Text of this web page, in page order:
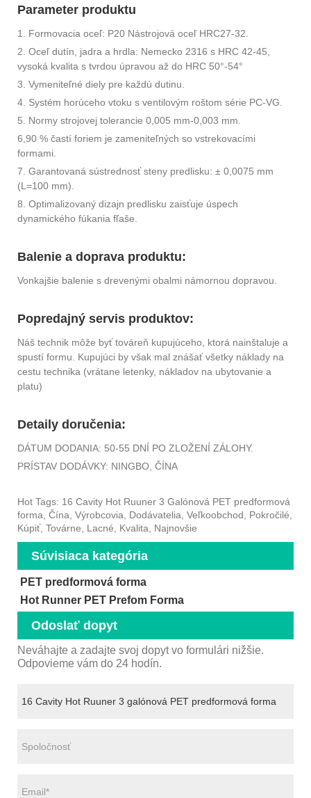
Parameter produktu
1. Formovacia oceľ: P20 Nástrojová oceľ HRC27-32.
2. Oceľ dutín, jadra a hrdla: Nemecko 2316 s HRC 42-45,
vysoká kvalita s tvrdou úpravou až do HRC 50°-54°
3. Vymeniteľné diely pre každú dutinu.
4. Systém horúceho vtoku s ventilovým roštom série PC-VG.
5. Normy strojovej tolerancie 0,005 mm-0,003 mm.
6,90 % častí foriem je zameniteľných so vstrekovacími
formami.
7. Garantovaná sústrednosť steny predlisku: ± 0,0075 mm
(L=100 mm).
8. Optimalizovaný dizajn predlisku zaisťuje úspech
dynamického fúkania fľaše.
Balenie a doprava produktu:
Vonkajšie balenie s drevenými obalmi námornou dopravou.
Popredajný servis produktov:
Náš technik môže byť továreň kupujúceho, ktorá nainštaluje a
spustí formu. Kupujúci by však mal znášať všetky náklady na
cestu technika (vrátane letenky, nákladov na ubytovanie a
platu)
Detaily doručenia:
DÁTUM DODANIA: 50-55 DNÍ PO ZLOŽENÍ ZÁLOHY.
PRÍSTAV DODÁVKY: NINGBO, ČÍNA
Hot Tags: 16 Cavity Hot Ruuner 3 Galónová PET predformová
forma, Čína, Výrobcovia, Dodávatelia, Veľkoobchod, Pokročilé,
Kúpiť, Továrne, Lacné, Kvalita, Najnovšie
Súvisiaca kategória
PET predformová forma
Hot Runner PET Prefom Forma
Odoslať dopyt
Neváhajte a zadajte svoj dopyt vo formulári nižšie.
Odpovieme vám do 24 hodín.